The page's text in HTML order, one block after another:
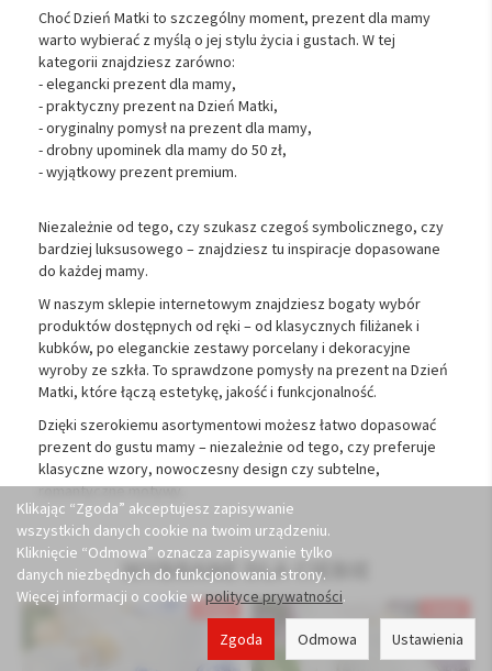
Choć Dzień Matki to szczególny moment, prezent dla mamy
warto wybierać z myślą o jej stylu życia i gustach. W tej
kategorii znajdziesz zarówno:
- elegancki prezent dla mamy,
- praktyczny prezent na Dzień Matki,
- oryginalny pomysł na prezent dla mamy,
- drobny upominek dla mamy do 50 zł,
- wyjątkowy prezent premium.
Niezależnie od tego, czy szukasz czegoś symbolicznego, czy
bardziej luksusowego – znajdziesz tu inspiracje dopasowane
do każdej mamy.
W naszym sklepie internetowym znajdziesz bogaty wybór
produktów dostępnych od ręki – od klasycznych filiżanek i
kubków, po eleganckie zestawy porcelany i dekoracyjne
wyroby ze szkła. To sprawdzone pomysły na prezent na Dzień
Matki, które łączą estetykę, jakość i funkcjonalność.
Dzięki szerokiemu asortymentowi możesz łatwo dopasować
prezent do gustu mamy – niezależnie od tego, czy preferuje
klasyczne wzory, nowoczesny design czy subtelne,
romantyczne motywy.
WYBRANE DLA CIEBIE
Klikając “Zgoda” akceptujesz zapisywanie
wszystkich danych cookie na twoim urządzeniu.
Kliknięcie “Odmowa” oznacza zapisywanie tylko
danych niezbędnych do funkcjonowania strony.
Więcej informacji o cookie wpolityce prywatności.
Ustawienia
Odmowa
Zgoda